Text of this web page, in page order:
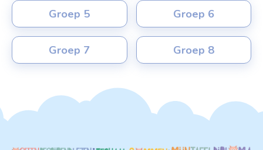
Groep 5 Groep 6
Groep 7 Groep 8